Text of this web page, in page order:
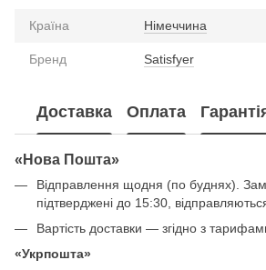
Країна Німеччина
Бренд Satisfyer
Доставка Оплата
«Нова Пошта»
Відправлення щодня (по буднях).
підтверджені до 15:30,
Вартість доставки — згідно з
«Укрпошта»